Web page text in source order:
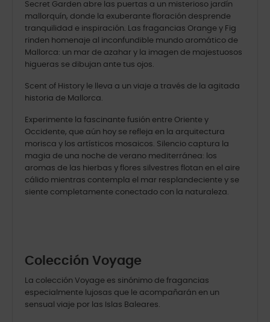
Secret Garden abre las puertas a un misterioso jardín
mallorquín, donde la exuberante floración desprende
tranquilidad e inspiración. Las fragancias Orange y Fig
rinden homenaje al inconfundible mundo aromático de
Mallorca: un mar de azahar y la imagen de majestuosos
higueras se dibujan ante tus ojos.
Scent of History le lleva a un viaje a través de la agitada
historia de Mallorca.
Experimente la fascinante fusión entre Oriente y
Occidente, que aún hoy se refleja en la arquitectura
morisca y los artísticos mosaicos. Silencio captura la
magia de una noche de verano mediterránea: los
aromas de las hierbas y flores silvestres flotan en el aire
cálido mientras contempla el mar resplandeciente y se
siente completamente conectado con la naturaleza.
Colección Voyage
La colección Voyage es sinónimo de fragancias
especialmente lujosas que le acompañarán en un
sensual viaje por las Islas Baleares.